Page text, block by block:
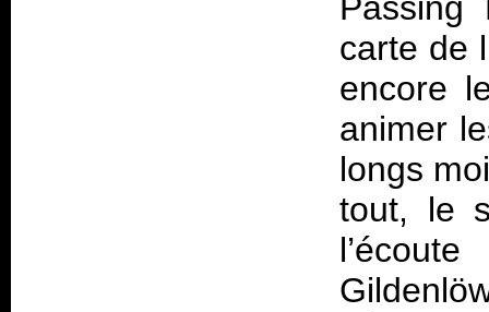
carte de
encore
animer
longs
tout, le